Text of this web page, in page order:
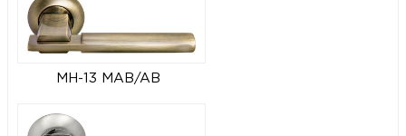
MH-13 MAB/AB